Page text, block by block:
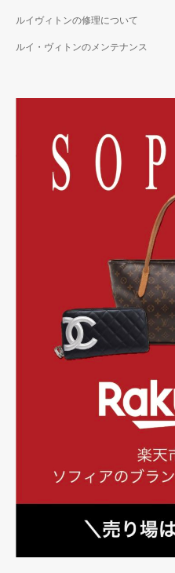
ルイヴィトンの修理について
ルイ・ヴィトンのメンテナンス